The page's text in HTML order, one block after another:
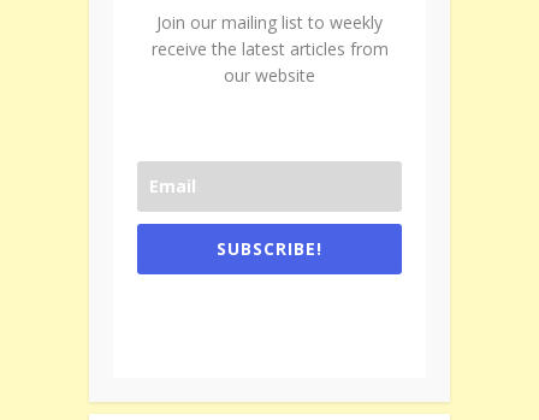
Join our mailing list to weekly
receive the latest articles from
our website
SUBSCRIBE!